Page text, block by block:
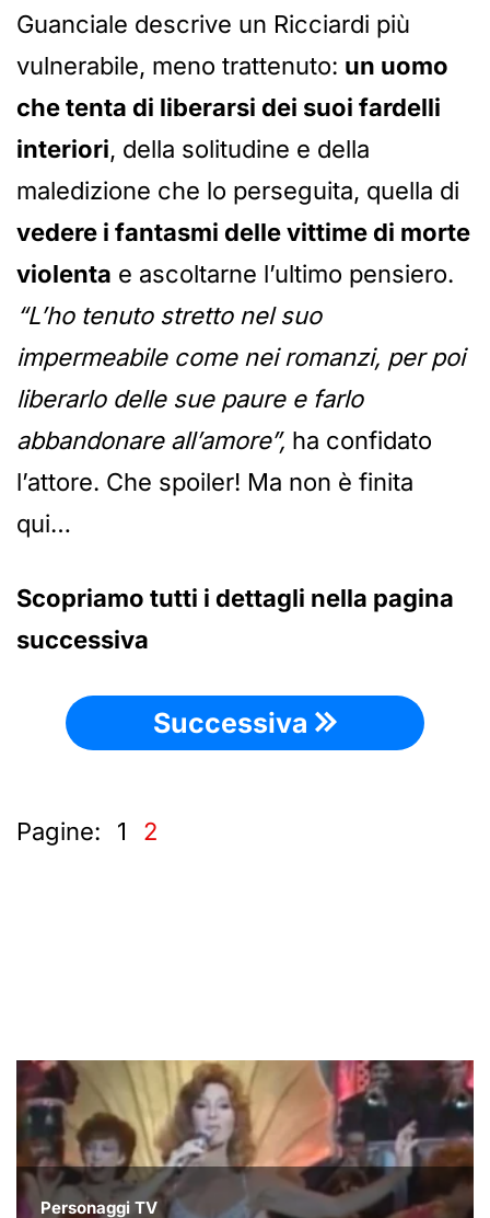
Guanciale descrive un Ricciardi più
vulnerabile, meno trattenuto: un uomo
che tenta di liberarsi dei suoi fardelli
interiori, della solitudine e della
maledizione che lo perseguita, quella di
vedere i fantasmi delle vittime di morte
violenta e ascoltarne l’ultimo pensiero.
“L’ho tenuto stretto nel suo
impermeabile come nei romanzi, per poi
liberarlo delle sue paure e farlo
abbandonare all’amore”, ha confidato
l’attore. Che spoiler! Ma non è finita
qui…
Scopriamo tutti i dettagli nella pagina
successiva
Successiva
Pagine: 1 2